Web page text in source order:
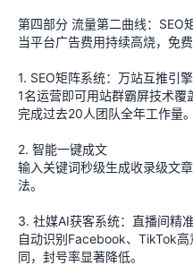
第四部分 流量第二曲线：SEO
当平台广告费用持续高烧，免
1. SEO矩阵系统：万站互推引擎
1名运营即可用站群霸屏技术
完成过去20人团队全年工作量。
2. 智能一键成文
输入关键词秒级生成收录级文
法。
3. 社媒AI获客系统：直播间精
自动识别Facebook、TikTok
同，封号率显著降低。